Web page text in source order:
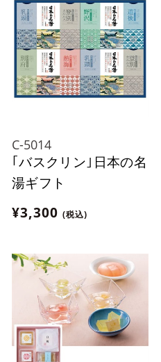
C-5014
｢バスクリン｣日本の名
湯ギフト
¥3,300 (税込)